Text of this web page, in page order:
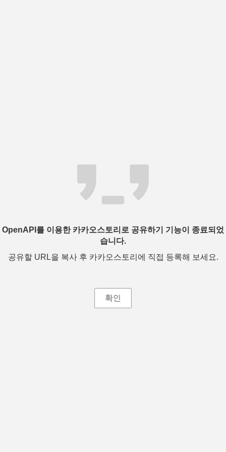
OpenAPI를 이용한 카카오스토리로 공유하기 기능이 종료되었
습니다.
공유할 URL을 복사 후 카카오스토리에 직접 등록해 보세요.
확인